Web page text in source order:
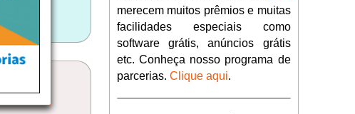
merecem muitos prêmios e muitas
facilidades especiais como
software grátis, anúncios grátis
etc. Conheça nosso programa de
parcerias. Clique aqui.